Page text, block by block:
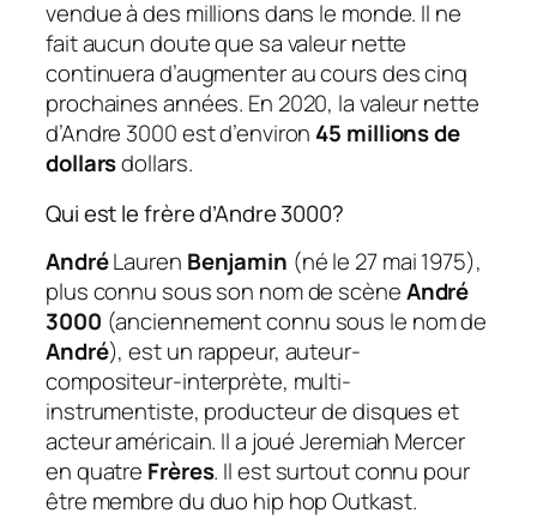
vendue à des millions dans le monde. Il ne
fait aucun doute que sa valeur nette
continuera d’augmenter au cours des cinq
prochaines années. En 2020, la valeur nette
d’Andre 3000 est d’environ 45 millions de
dollarsdollars.
Qui est le frère d’Andre 3000?
AndréLauren Benjamin (né le 27 mai 1975),
plus connu sous son nom de scèneAndré
3000 (anciennement connu sous le nom de
André), est un rappeur, auteur-
compositeur-interprète, multi-
instrumentiste, producteur de disques et
acteur américain. Il a joué Jeremiah Mercer
en quatre Frères. Il est surtout connu pour
être membre du duo hip hop Outkast.